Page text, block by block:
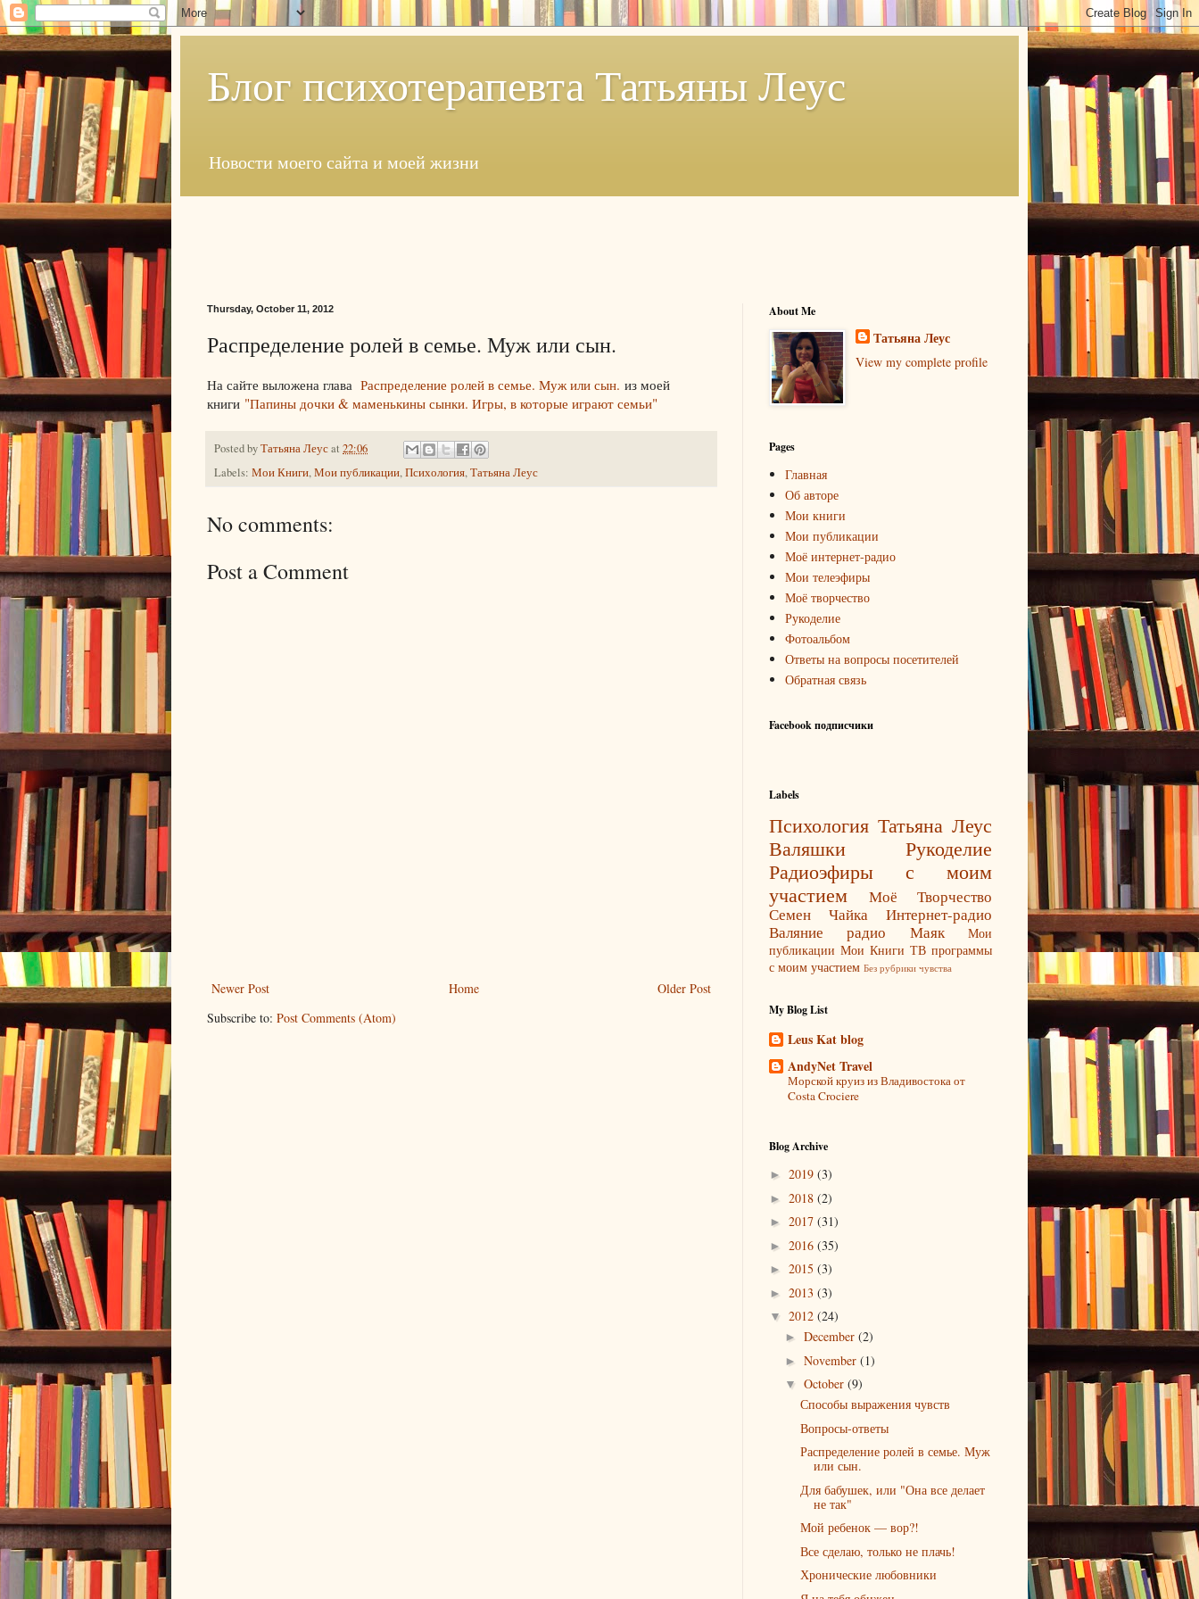
Блог психотерапевта Татьяны Леус
Новости моего сайта и моей жизни
Thursday, October 11, 2012
Распределение ролей в семье. Муж или сын.
На сайте выложена глава Распределение ролей в семье. Муж или сын. из моей
книги "Папины дочки & маменькины сынки. Игры, в которые играют семьи"
Posted byТатьяна Леусat 22:06
Labels: Мои Книги,Мои публикации,Психология,Татьяна Леус
No comments:
Post a Comment
Newer Post Older Post
Home
Subscribe to: Post Comments (Atom)
About Me
Татьяна Леус
View my complete profile
Pages
Главная
Об авторе
Мои книги
Мои публикации
Моё интернет-радио
Мои телеэфиры
Моё творчество
Рукоделие
Фотоальбом
Ответы на вопросы посетителей
Обратная связь
Facebook подписчики
Labels
Психология Татьяна Леус
Валяшки
Рукоделие
Радиоэфиры с моим
участием
Моё Творчество
Семен Чайка
Интернет-радио
Валяние
радио Маяк
Мои
публикации Мои Книги ТВ программы
с моим участием Без рубрики чувства
My Blog List
Leus Kat blog
AndyNet Travel
Морской круиз из Владивостока от
Costa Crociere
Blog Archive
► 2019 (3)
► 2018 (2)
► 2017 (31)
► 2016 (35)
► 2015 (3)
► 2013 (3)
▼ 2012 (24)
► December (2)
► November (1)
▼ October (9)
Способы выражения чувств
Вопросы-ответы
Распределение ролей в семье. Муж
или сын.
Для бабушек, или "Она все делает
не так"
Мой ребенок — вор?!
Все сделаю, только не плачь!
Хронические любовники